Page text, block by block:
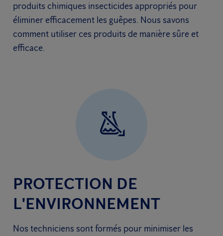
produits chimiques insecticides appropriés pour
éliminer efficacement les guêpes. Nous savons
comment utiliser ces produits de manière sûre et
efficace.
PROTECTION DE
L'ENVIRONNEMENT
Nos techniciens sont formés pour minimiser les